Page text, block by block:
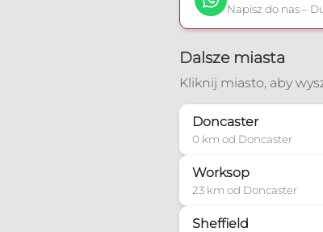
Napisz do nas –
Dalsze miasta
Kliknij miasto, aby
Doncaster
0 km od Doncaster
Worksop
23 km od Doncaster
Sheffield